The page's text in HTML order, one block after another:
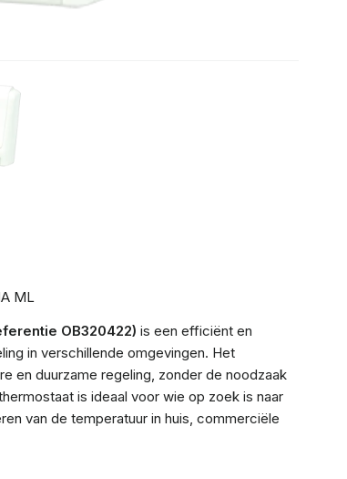
ML
OB320422) is een efficiënt en
in verschillende omgevingen. Het
en duurzame regeling, zonder de noodzaak
is ideaal voor wie op zoek is naar
van de temperatuur in huis, commerciële